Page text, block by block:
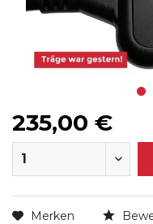
235,00 €
Merken